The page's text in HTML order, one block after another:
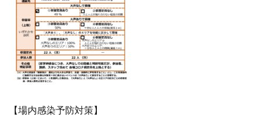
【場内感染予防対策】